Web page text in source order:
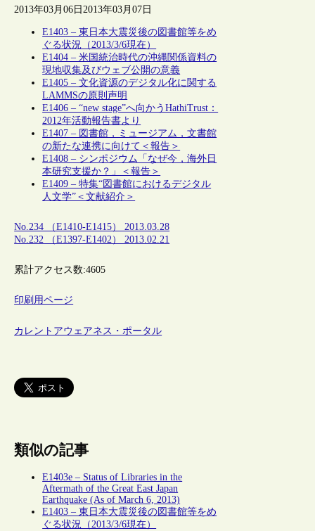
2013年03月06日 2013年03月07日
E1403 – 東日本大震災後の図書館等をめ
ぐる状況（2013/3/6現在）
E1404 – 米国統治時代の沖縄関係資料の
現地収集及びウェブ公開の意義
E1405 – 文化資源のデジタル化に関する
LAMMSの原則声明
E1406 – “new stage”へ向かうHathiTrust：
2012年活動報告書より
E1407 – 図書館，ミュージアム，文書館
の新たな連携に向けて＜報告＞
E1408 – シンポジウム「なぜ今，海外日
本研究支援か？」＜報告＞
E1409 – 特集“図書館におけるデジタル
人文学”＜文献紹介＞
No.234 （E1410-E1415） 2013.03.28
No.232 （E1397-E1402） 2013.02.21
累計アクセス数:4605
印刷用ページ
カレントアウェアネス・ポータル
類似の記事
E1403e – Status of Libraries in the
Aftermath of the Great East Japan
Earthquake (As of March 6, 2013)
E1403 – 東日本大震災後の図書館等をめ
ぐる状況（2013/3/6現在）